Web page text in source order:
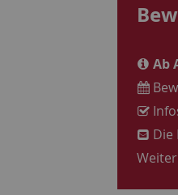
Ab
Die